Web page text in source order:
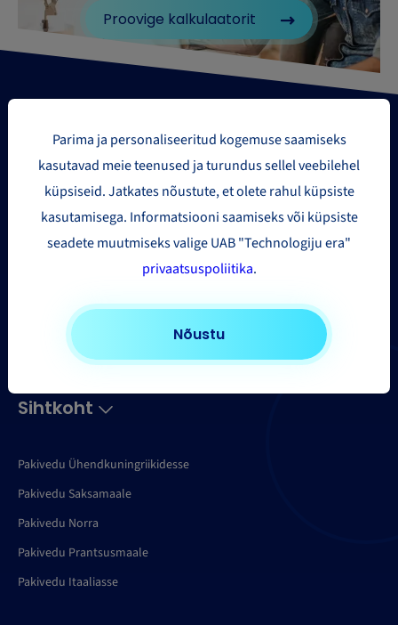
Proovige kalkulaatorit
Paki saatmise piirkonnad
Aasia ja Kaug-Ida
Muudesse riikidesse
Sihtkoht
Pakivedu Ühendkuningriikidesse
Pakivedu Saksamaale
Pakivedu Norra
Pakivedu Prantsusmaale
Pakivedu Itaaliasse
Parima ja personaliseeritud kogemuse saamiseks
kasutavad meie teenused ja turundus sellel veebilehel
küpsiseid. Jatkates nõustute, et olete rahul küpsiste
kasutamisega. Informatsiooni saamiseks või küpsiste
seadete muutmiseks valige UAB "Technologiju era"
privaatsuspoliitika.
Nõustu